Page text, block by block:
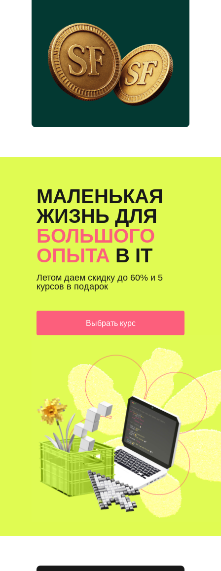
Летом даем скидку до 60% и 5
курсов в подарок
МАЛЕНЬКАЯ
ЖИЗНЬ ДЛЯ
БОЛЬШОГО
ОПЫТА В IT
Выбрать курс